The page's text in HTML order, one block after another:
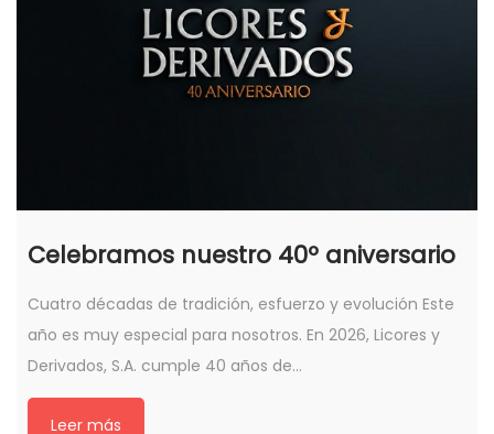
Celebramos nuestro 40º aniversario
Cuatro décadas de tradición, esfuerzo y evolución Este
año es muy especial para nosotros. En 2026, Licores y
Derivados, S.A. cumple 40 años de…
Leer más